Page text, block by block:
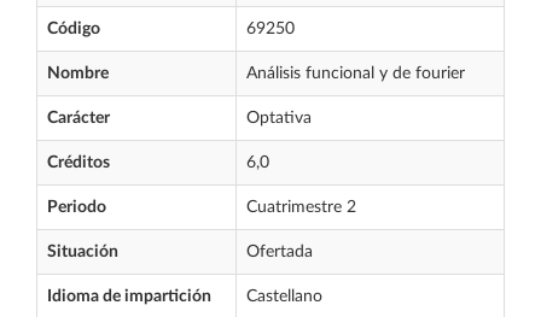
Código 69250
Nombre Análisis funcional y de fourier
Carácter Optativa
Créditos 6,0
Periodo Cuatrimestre 2
Situación Ofertada
Idioma de impartición Castellano